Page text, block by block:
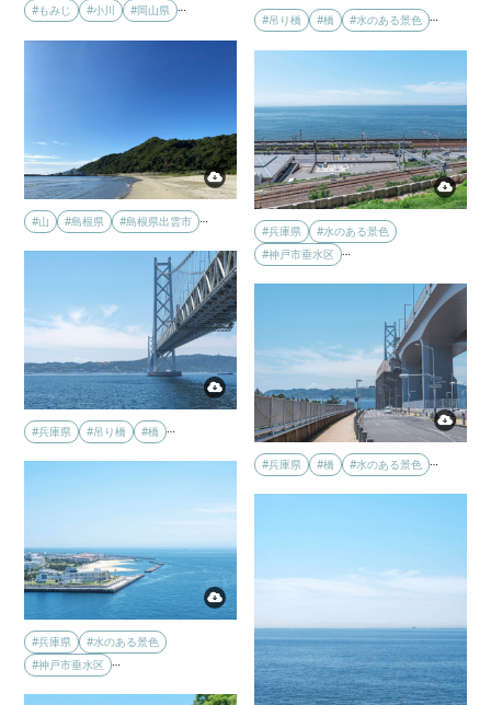
#吊り橋 #橋 #水のある景色 …
#もみじ #小川 #岡山県 …
#山 #島根県 #島根県出雲市
#兵庫県
#水のある景色
#神戸市垂水区
#兵庫県 #吊り橋 #橋 …
#兵庫県 #橋 #水のある景色 …
#兵庫県
#水のある景色
#神戸市垂水区 …